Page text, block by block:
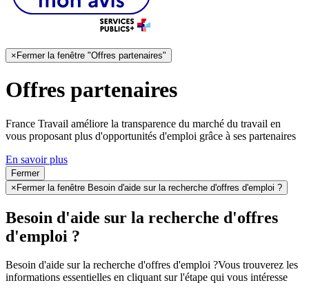
× Fermer la fenêtre "Offres partenaires"
Offres partenaires
France Travail améliore la transparence du marché du travail en
vous proposant plus d'opportunités d'emploi grâce à ses partenaires
En savoir plus
Fermer
×Fermer la fenêtre Besoin d'aide sur la recherche d'offres d'emploi ?
Besoin d'aide sur la recherche d'offres
d'emploi ?
Besoin d'aide sur la recherche d'offres d'emploi ?Vous trouverez les
informations essentielles en cliquant sur l'étape qui vous intéresse